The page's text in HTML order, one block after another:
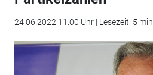
24.06.2022 11:00 Uhr | Lesezeit: 5 min